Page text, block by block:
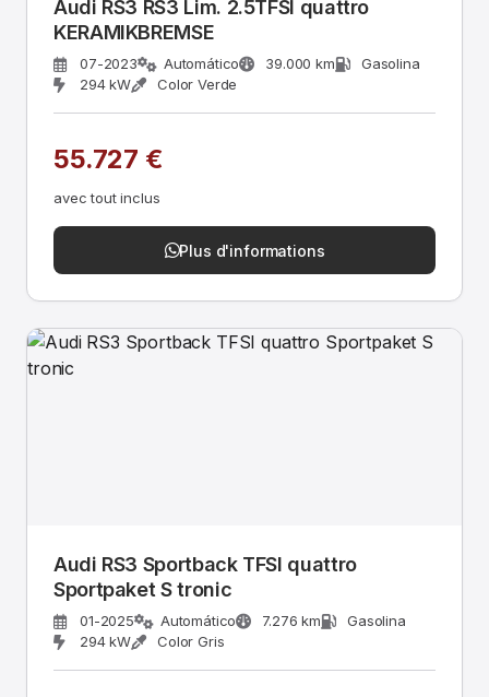
Audi RS3 RS3 Lim. 2.5TFSI quattro
KERAMIKBREMSE
07-2023 Automático 39.000 km
Gasolina
294 kW
Color Verde
55.727 €
avec tout inclus
Plus d'informations
Audi RS3 Sportback TFSI quattro
Sportpaket S tronic
01-2025 Automático 7.276 km
Gasolina
294 kW
Color Gris